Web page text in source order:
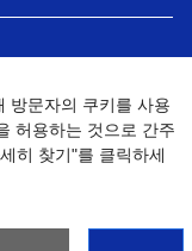
방문자의 쿠키를 사용
허용하는 것으로 간주
히 찾기"를 클릭하세
사이트맵
Go to Global Site